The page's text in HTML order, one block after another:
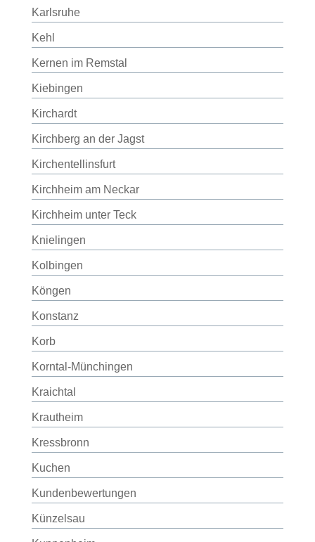
Karlsruhe
Kehl
Kernen im Remstal
Kiebingen
Kirchardt
Kirchberg an der Jagst
Kirchentellinsfurt
Kirchheim am Neckar
Kirchheim unter Teck
Knielingen
Kolbingen
Köngen
Konstanz
Korb
Korntal-Münchingen
Kraichtal
Krautheim
Kressbronn
Kuchen
Kundenbewertungen
Künzelsau